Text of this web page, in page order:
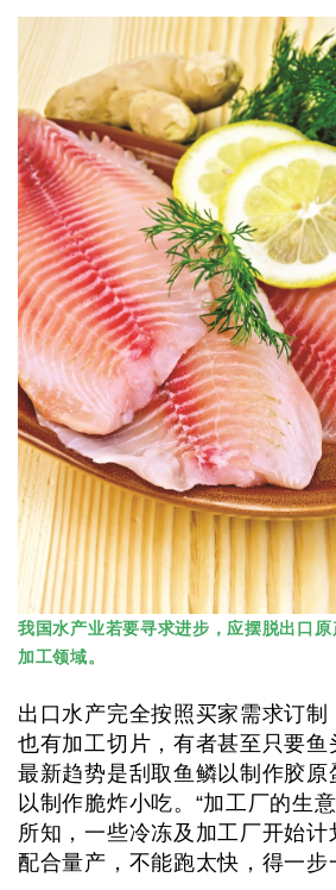
我国水产业若要寻求进步，应摆脱出口
加工领域。
出口水产完全按照买家需求订制
也有加工切片，有者甚至只要鱼
最新趋势是刮取鱼鳞以制作胶原
以制作脆炸小吃。“加工厂的生
所知，一些冷冻及加工厂开始
配合量产，不能跑太快，得一步